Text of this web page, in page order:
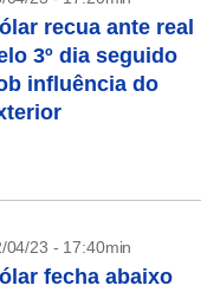
recua ante real
3º dia seguido
influência do
04/23 - 17:40min
fecha abaixo